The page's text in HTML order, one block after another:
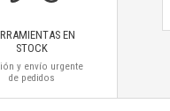
EN
STOCK
y envío urgente
de pedidos